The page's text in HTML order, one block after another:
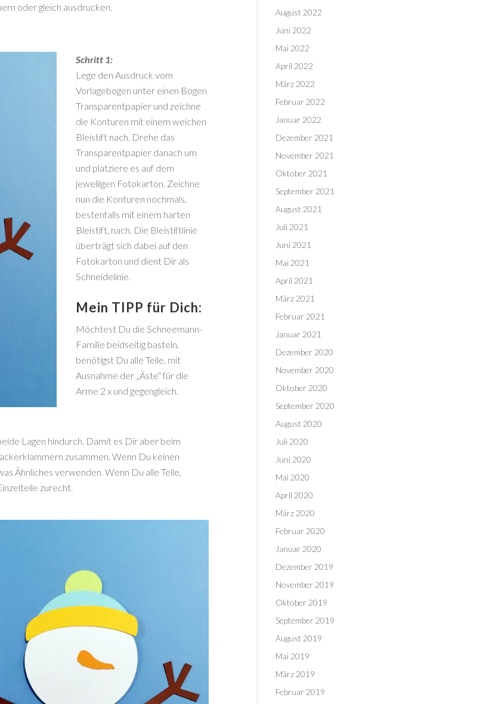
oder gleich ausdrucken.
Schritt 1:
Lege den Ausdruck vom
Vorlagebogen unter einen Bogen
Transparentpapier und zeichne
die Konturen mit einem weichen
Bleistift nach. Drehe das
Transparentpapier danach um
und platziere es auf dem
jeweiligen Fotokarton. Zeichne
nun die Konturen nochmals,
bestenfalls mit einem harten
Bleistift, nach. Die Bleistiftlinie
überträgt sich dabei auf den
Fotokarton und dient Dir als
Schneidelinie.
Mein TIPP für Dich:
Möchtest Du die Schneemann-
Familie beidseitig basteln,
benötigst Du alle Teile, mit
Ausnahme der „Äste“ für die
Arme 2 x und gegengleich.
Lagen hindurch. Damit es Dir aber beim
zusammen. Wenn Du keinen
Ähnliches verwenden. Wenn Du alle Teile,
zurecht.
August 2022
Juni 2022
Mai 2022
April 2022
März 2022
Februar 2022
Januar 2022
Dezember 2021
November 2021
Oktober 2021
September 2021
August 2021
Juli 2021
Juni 2021
Mai 2021
April 2021
März 2021
Februar 2021
Januar 2021
Dezember 2020
November 2020
Oktober 2020
September 2020
August 2020
Juli 2020
Juni 2020
Mai 2020
April 2020
März 2020
Februar 2020
Januar 2020
Dezember 2019
November 2019
Oktober 2019
September 2019
August 2019
Mai 2019
März 2019
Februar 2019